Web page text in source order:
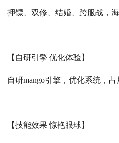
押镖、双修、结婚、跨服战，
【自研引擎 优化体验】
自研mango引擎，优化系统，占
【技能效果 惊艳眼球】